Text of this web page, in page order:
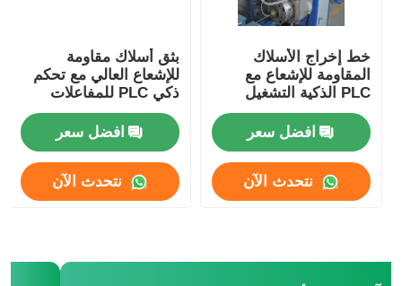
خط إخراج الأسلاك
المقاومة للإشعاع مع
PLC الذكية التشغيل
الآلي تلقائي بالكامل
افضل سعر
نتحدث الآن
بثق أسلاك مقاومة
للإشعاع العالي مع تحكم
ذكي PLC للمفاعلات
النووية
افضل سعر
نتحدث الآن